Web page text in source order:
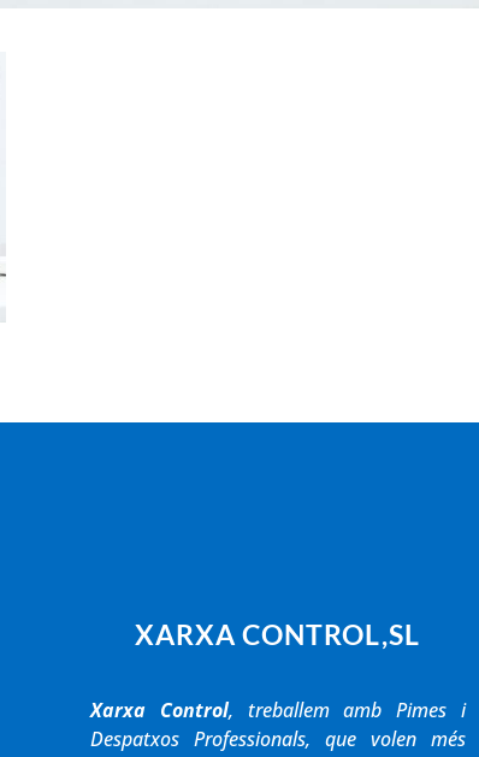
XARXA CONTROL,SL
Xarxa Control, treballem amb Pimes i
Despatxos Professionals, que volen més